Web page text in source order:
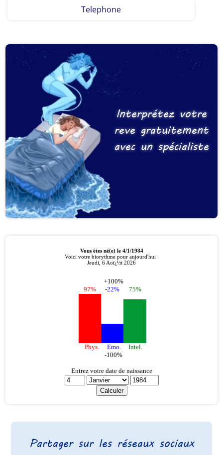
Telephone
Interprétez votre
reve gratuitement
avec un spécialiste
Partager sur les réseaux sociaux